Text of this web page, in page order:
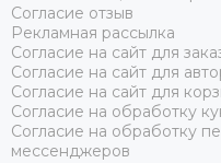
Согласие отзыв
Рекламная рассылка
Согласие на сайт для
Согласие на сайт для
Согласие на сайт для
Согласие на обработку
Согласие на обработку
мессенджеров